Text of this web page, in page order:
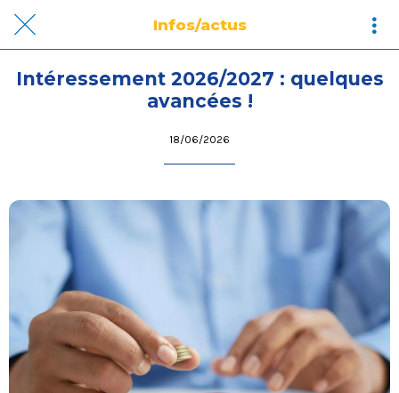
Infos/actus
Intéressement 2026/2027 : quelques
avancées !
18/06/2026